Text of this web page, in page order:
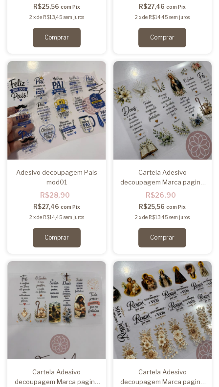
R$25,56 com Pix
2 xde R$13,45 sem juros
R$27,46com Pix
2 xde R$14,45 sem juros
Adesivo decoupagem Pais
mod01
R$28,90
R$27,46 com Pix
2 xde R$14,45 sem juros
Cartela Adesivo
decoupagem Marca pagina
mod03
R$26,90
R$25,56com Pix
2 xde R$13,45 sem juros
Cartela Adesivo
decoupagem Marca pagina
Cartela Adesivo
decoupagem Marca pagina